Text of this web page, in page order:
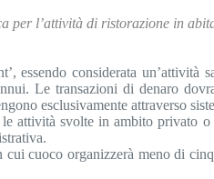
l’attività di ristorazione in
essendo considerata
Le transazioni di denaro
esclusivamente attraverso
attività svolte in ambito privato
cuoco organizzerà meno di